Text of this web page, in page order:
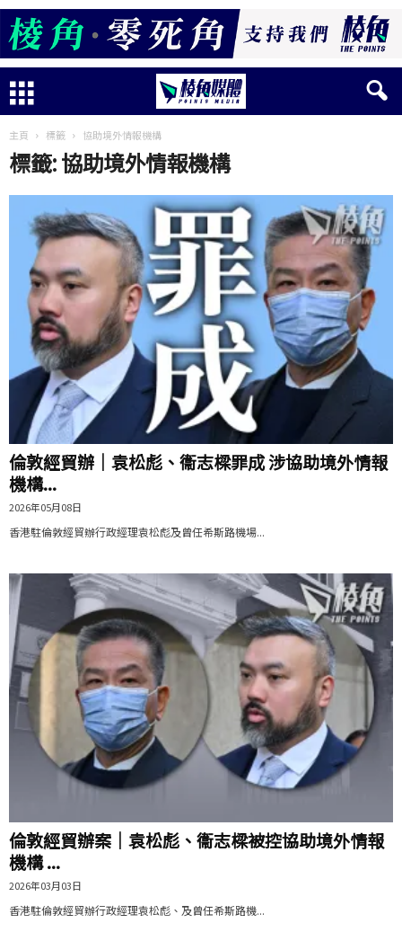
主頁 標籤 協助境外情報機構
標籤: 協助境外情報機構
倫敦經貿辦｜袁松彪、衞志樑罪成 涉協助境外情報
機構...
2026年05月08日
香港駐倫敦經貿辦行政經理袁松彪及曾任希斯路機場...
倫敦經貿辦案｜袁松彪、衞志樑被控協助境外情報
機構 ...
2026年03月03日
香港駐倫敦經貿辦行政經理袁松彪、及曾任希斯路機...